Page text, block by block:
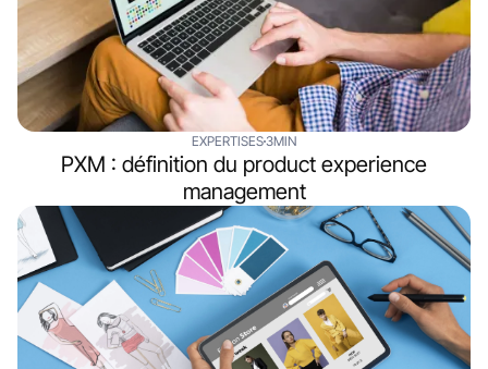
EXPERTISES3MIN
PXM : définition du product experience
management